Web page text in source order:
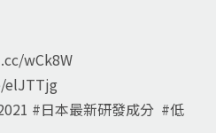
wCk8W
elJTTjg
#日本最新研發成分 #低